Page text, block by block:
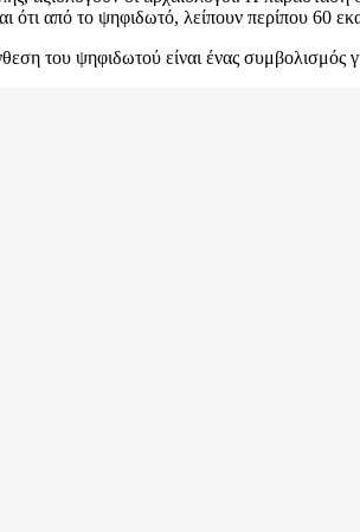
ότι από το ψηφιδωτό, λείπουν περίπου 60
του ψηφιδωτού είναι ένας συμβολισμός